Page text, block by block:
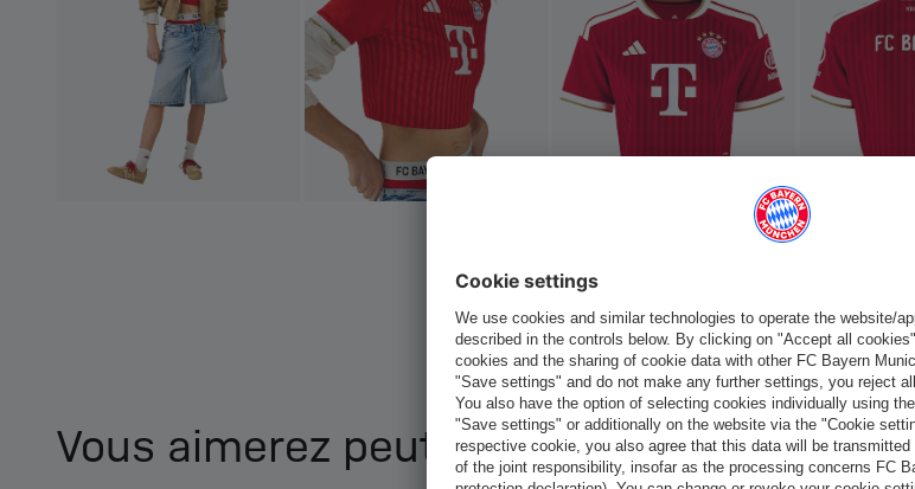
Vous aimerez peut-être ça aussiVoulez-vous rester dans la boutique